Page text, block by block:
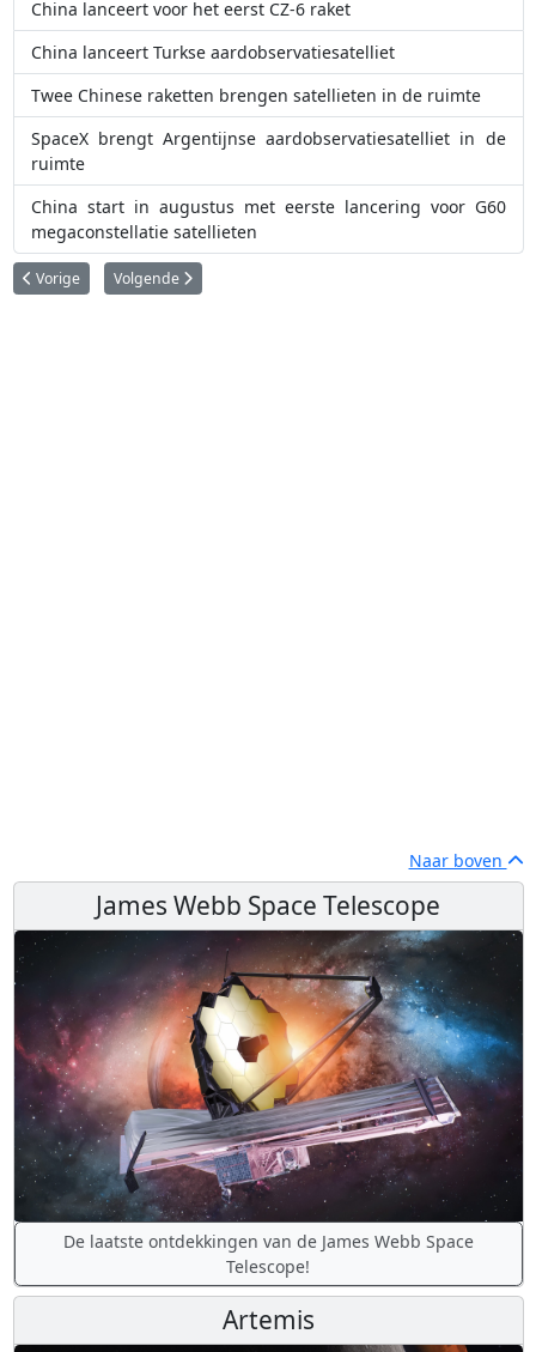
China lanceert voor het eerst CZ-6 raket
China lanceert Turkse aardobservatiesatelliet
Twee Chinese raketten brengen satellieten in de ruimte
SpaceX brengt Argentijnse aardobservatiesatelliet in de
ruimte
China start in augustus met eerste lancering voor G60
megaconstellatie satellieten
Vorig artikel: Maak kennis met China's nieuwste maanmissie
Vorige Volgende artikel: China lanceert experimenteel ruimtetuig
Volgende
Naar boven
James Webb Space Telescope
De laatste ontdekkingen van de James Webb Space
Telescope!
Artemis